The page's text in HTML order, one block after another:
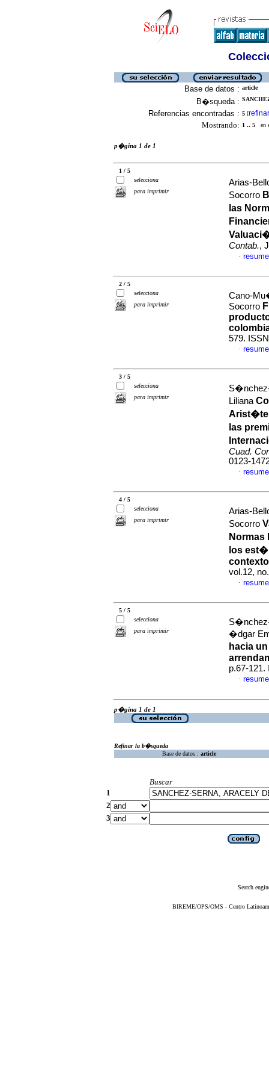
Base de datos : article
B�squeda :
Referencias encontradas : 5 [refinar
Mostrando: 1 .. 5 en
p�gina 1 de 1
1 / 5
selecciona
para imprimir
Arias-
Socorro
las
Contab.,
·
2 / 5
selecciona
para imprimir
Cano-
Socorro
579.
·
3 / 5
selecciona
para imprimir
Liliana
las
Cuad.
0123-
·
4 / 5
selecciona
para imprimir
Arias-
Socorro
los
vol.12,
·
5 / 5
selecciona
para imprimir
�dgar
hacia
p.67-121.
·
p�gina 1 de 1
Refinar la b�squeda
Base de datos : article
Buscar
1
2
3
Search
BIREME/OPS/OMS - Centro